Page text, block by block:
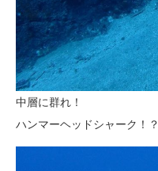
中層に群れ！
ハンマーヘッドシャーク！？